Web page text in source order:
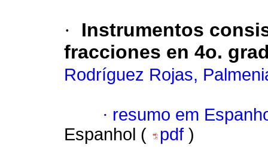
·
Instrumentos
fracciones en 4o.
Rodríguez Rojas,
· resumo em
Espanhol (
pdf )